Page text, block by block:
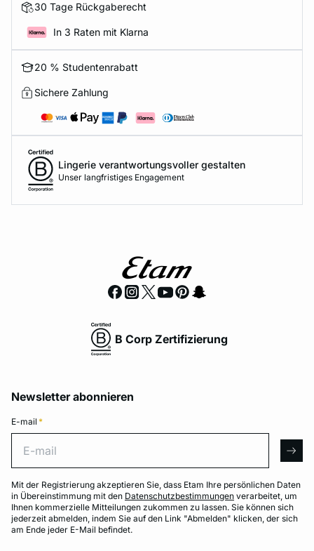
30 Tage Rückgaberecht
In 3 Raten mit Klarna
20 % Studentenrabatt
Sichere Zahlung
Lingerie verantwortungsvoller gestalten
Unser langfristiges Engagement
B Corp Zertifizierung
Newsletter abonnieren
E-mail *
Mit der Registrierung akzeptieren Sie, dass Etam Ihre persönlichen Daten
in Übereinstimmung mit den Datenschutzbestimmungen verarbeitet, um
Ihnen kommerzielle Mitteilungen zukommen zu lassen. Sie können sich
jederzeit abmelden, indem Sie auf den Link "Abmelden" klicken, der sich
am Ende jeder E-Mail befindet.